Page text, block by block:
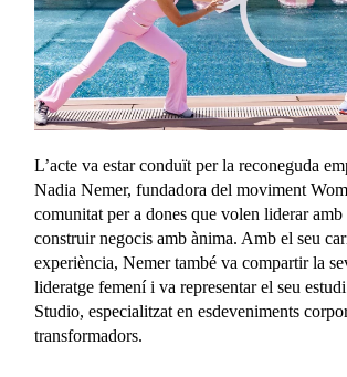
L’acte va estar conduït per la reconeguda
Nadia Nemer, fundadora del moviment
comunitat per a dones que volen liderar
construir negocis amb ànima. Amb el seu
experiència, Nemer també va compartir la
lideratge femení i va representar el seu
Studio, especialitzat en esdeveniments
transformadors.